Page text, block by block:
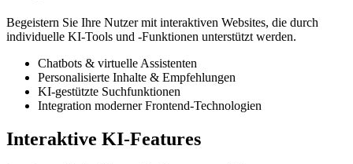
Begeistern Sie Ihre Nutzer mit interaktiven Websites, die durch
individuelle KI-Tools und -Funktionen unterstützt werden.
Chatbots & virtuelle Assistenten
Personalisierte Inhalte & Empfehlungen
KI-gestützte Suchfunktionen
Integration moderner Frontend-Technologien
Interaktive KI-Features